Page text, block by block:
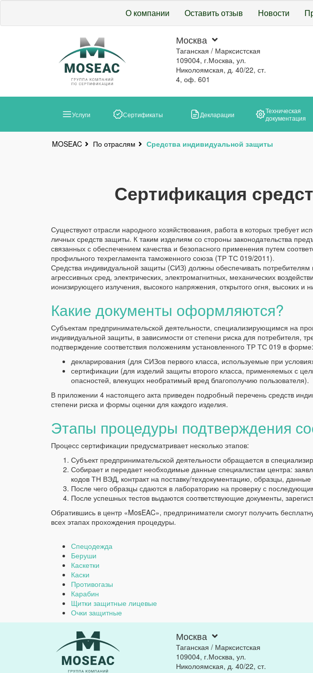
О компании Оставить отзыв Новости
Москва
Таганская / Марксистская
109004, г.Москва, ул.
Николоямская, д. 40/22, ст.
4, оф. 601
Услуги Сертификаты Декларации
Техническая
документация
MOSEAC По отраслям Средства индивидуальной защиты
Сертификация
Существуют отрасли народного хозяйствования, работа в которых требует
личных средств защиты. К таким изделиям со стороны законодательства
связанных с обеспечением качества и безопасного применения путем
профильного техрегламента таможенного союза (ТР ТС 019/2011).
Средства индивидуальной защиты (СИЗ) должны обеспечивать потребителям
агрессивных сред, электрических, электромагнитных, механических
ионизирующего излучения, высокого напряжения, открытого огня, высоких и
Какие документы оформляются?
Субъектам предпринимательской деятельности, специализирующимся на
индивидуальной защиты, в зависимости от степени риска для потребителя,
подтверждение соответствия положениям установленного ТР ТС 019 в форме:
декларирования (для СИЗов первого класса, используемые при
сертификации (для изделий защиты второго класса, применяемых с
опасностей, влекущих необратимый вред благополучию пользователя).
В приложении 4 настоящего акта приведен подробный перечень средств
степени риска и формы оценки для каждого изделия.
Этапы процедуры подтверждения
Процесс сертификации предусматривает несколько этапов:
Субъект предпринимательской деятельности обращается в
Собирает и передает необходимые данные специалистам центра:
кодов ТН ВЭД, контракт на поставку/техдокументацию, образцы,
После чего образцы сдаются в лабораторию на проверку с
После успешных тестов выдаются соответствующие документы,
Обратившись в центр «MosEAC», предприниматели смогут получить
всех этапах прохождения процедуры.
Спецодежда
Беруши
Каскетки
Каски
Противогазы
Карабин
Щитки защитные лицевые
Очки защитные
Москва
Таганская / Марксистская
109004, г.Москва, ул.
Николоямская, д. 40/22, ст.